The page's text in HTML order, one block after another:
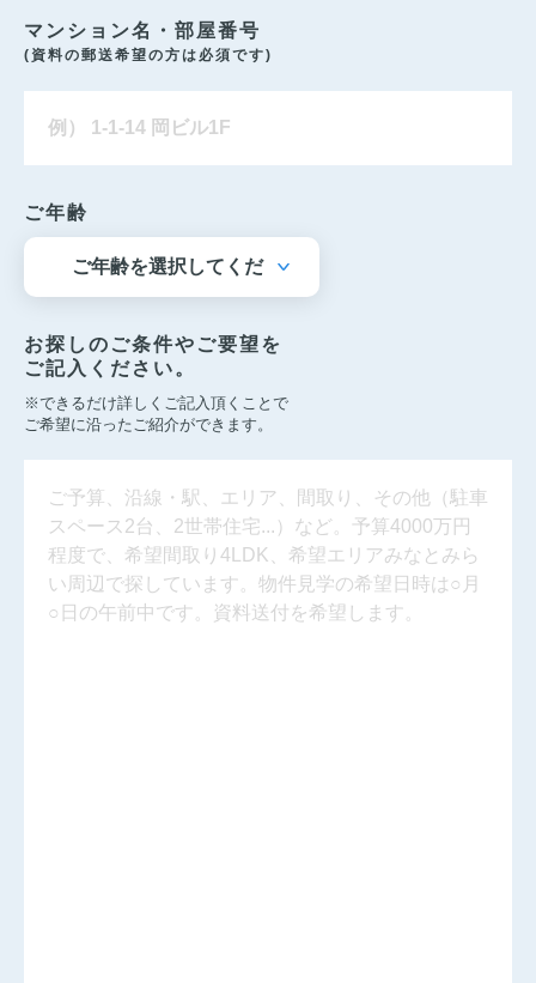
マンション名・部屋番号
(資料の郵送希望の方は必須です)
ご年齢
お探しのご条件やご要望を
ご記入ください。
※できるだけ詳しくご記入頂くことで
ご希望に沿ったご紹介ができます。